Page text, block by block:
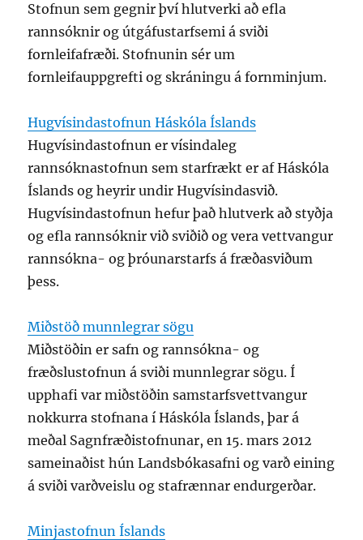
Stofnun sem gegnir því hlutverki að efla
rannsóknir og útgáfustarfsemi á sviði
fornleifafræði. Stofnunin sér um
fornleifauppgrefti og skráningu á fornminjum.
Hugvísindastofnun Háskóla Íslands
Hugvísindastofnun er vísindaleg
rannsóknastofnun sem starfrækt er af Háskóla
Íslands og heyrir undir Hugvísindasvið.
Hugvísindastofnun hefur það hlutverk að styðja
og efla rannsóknir við sviðið og vera vettvangur
rannsókna- og þróunarstarfs á fræðasviðum
þess.
Miðstöð munnlegrar sögu
Miðstöðin er safn og rannsókna- og
fræðslustofnun á sviði munnlegrar sögu. Í
upphafi var miðstöðin samstarfsvettvangur
nokkurra stofnana í Háskóla Íslands, þar á
meðal Sagnfræðistofnunar, en 15. mars 2012
sameinaðist hún Landsbókasafni og varð eining
á sviði varðveislu og stafrænnar endurgerðar.
Minjastofnun Íslands